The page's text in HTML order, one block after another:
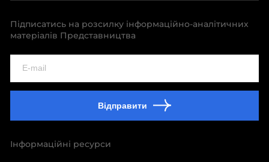
Підписатись на розсилку інформаційно-аналітичних
матеріалів Представництва
Відправити
Інформаційні ресурси